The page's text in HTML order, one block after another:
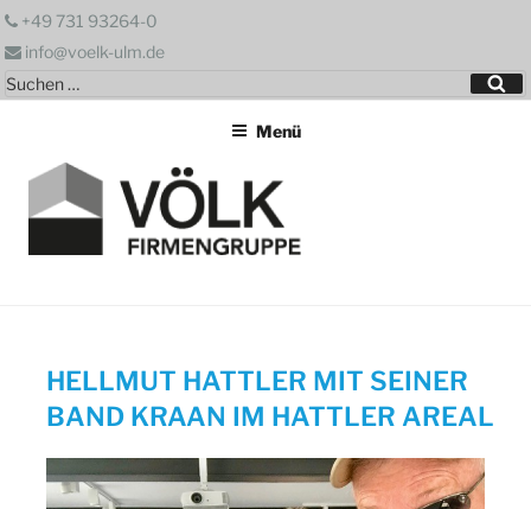
Zum
springen
+49 731 93264-0
info@voelk-ulm.de
Suchen
nach:
Menü
HELLMUT HATTLER MIT SEINER
BAND KRAAN IM HATTLER AREAL